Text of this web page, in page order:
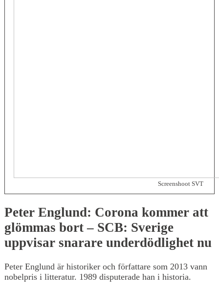
Screenshoot SVT
Peter Englund: Corona kommer att
glömmas bort – SCB: Sverige
uppvisar snarare underdödlighet nu
Peter Englund är historiker och författare som 2013 vann
nobelpris i litteratur. 1989 disputerade han i historia.